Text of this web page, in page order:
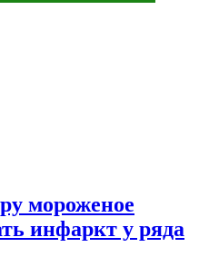
мороженое
инфаркт у ряда